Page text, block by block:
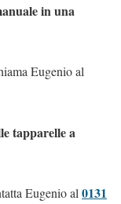
in una
Eugenio al
tapparelle a
Eugenio al 0131